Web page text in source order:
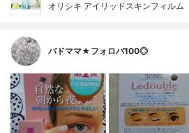
オリシキ アイリッドスキンフィルム
バドママ★フォロバ100◎